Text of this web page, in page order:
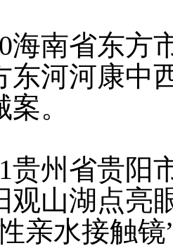
南省东方市
东河河康中
。
州省贵阳市
观山湖点亮
亲水接触镜